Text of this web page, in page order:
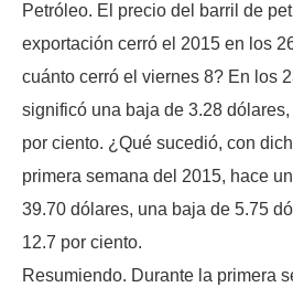
Petróleo. El precio del barril de
exportación cerró el 2015 en los
cuánto cerró el viernes 8? En los
significó una baja de 3.28
por ciento. ¿Qué sucedió, con
primera semana del 2015, hace
39.70 dólares, una baja de 5.75
12.7 por ciento.
Resumiendo. Durante la primera